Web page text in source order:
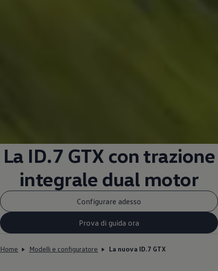
La ID.7 GTX con trazione
integrale dual motor
Configurare adesso
Prova di guida ora
Home Modelli e configuratore La nuova ID.7 GTX